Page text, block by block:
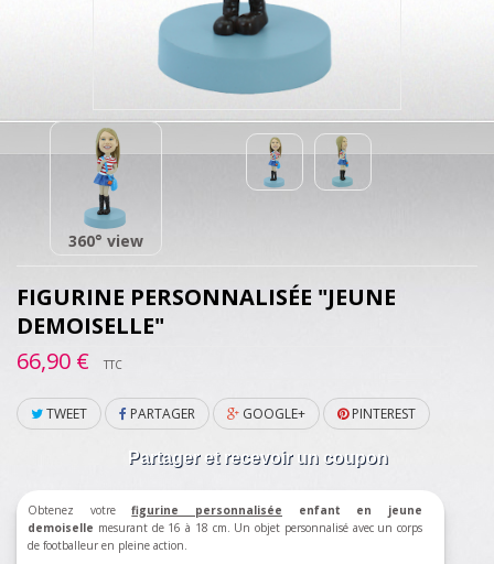
360° view
FIGURINE PERSONNALISÉE "JEUNE
DEMOISELLE"
66,90 €
TTC
TWEET PARTAGER GOOGLE+ PINTEREST
Partager et recevoir un coupon
Obtenez votrefigurine personnalisée enfant en jeune
demoiselle mesurant de 16 à 18 cm. Un objet personnalisé avec un corps
de footballeur en pleine action.